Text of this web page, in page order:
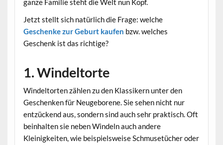
ganze Familie steht die Welt nun Kopf.
Jetzt stellt sich natürlich die Frage: welche
Geschenke zur Geburt kaufen bzw. welches
Geschenk ist das richtige?
1. Windeltorte
Windeltorten zählen zu den Klassikern unter den
Geschenken für Neugeborene. Sie sehen nicht nur
entzückend aus, sondern sind auch sehr praktisch. Oft
beinhalten sie neben Windeln auch andere
Kleinigkeiten, wie beispielsweise Schmusetücher oder